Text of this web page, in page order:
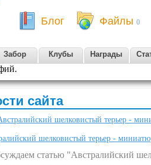
Блог Файлы 0
Забор Клубы Награды
сайта
шелковистый терьер -
шелковистый терьер -
статью "Австралийский